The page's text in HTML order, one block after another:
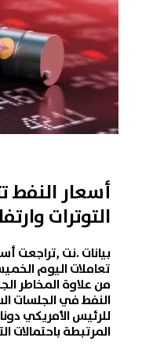
أسعار النفط
التوترات
بيانات .نت,تراجعت
تعاملات اليوم
من علاوة المخاطر
النفطفي الجلسات
للرئيس الأمريكي
المرتبطة باحتمالات